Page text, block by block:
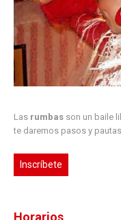
Las rumbas son un baile
te daremos pasos y
Inscríbete
Horarios